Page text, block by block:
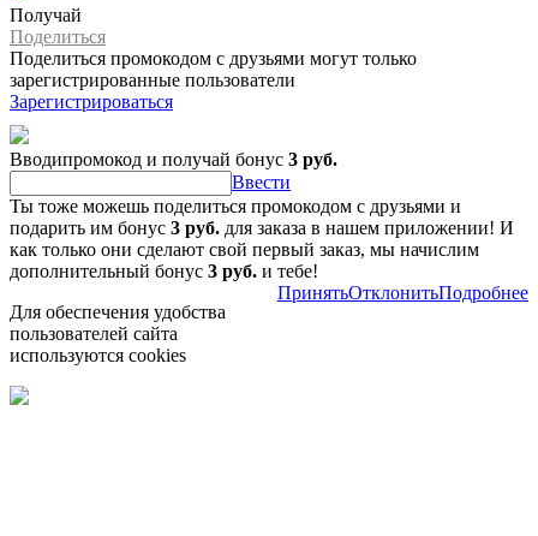
Получай
Поделиться
Поделиться промокодом с друзьями могут только
зарегистрированные пользователи
Зарегистрироваться
Вводипромокод и получай бонус 3 руб.
Ввести
Ты тоже можешь поделиться промокодом с друзьями и
подарить им бонус 3 руб. для заказа в нашем приложении! И
как только они сделают свой первый заказ, мы начислим
дополнительный бонус 3 руб. и тебе!
Для обеспечения удобства
пользователей сайта
используются cookies
ПринятьОтклонитьПодробнее